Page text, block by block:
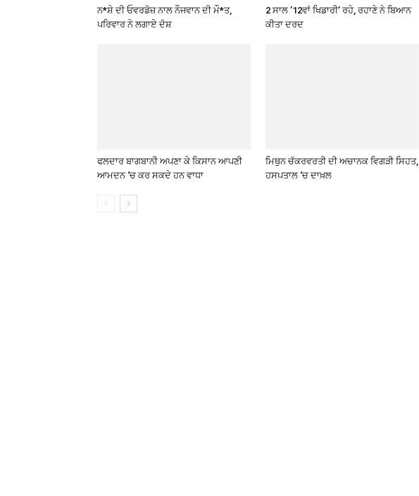
ਨ*ਸ਼ੇ ਦੀ ਓਵਰਡੋਜ਼ ਨਾਲ ਨੌਜਵਾਨ ਦੀ ਮੌ*ਤ,
ਪਰਿਵਾਰ ਨੇ ਲਗਾਏ ਦੋਸ਼
2 ਸਾਲ ’12ਵਾਂ ਖਿਡਾਰੀ’ ਰਹੇ, ਰਹਾਣੇ ਨੇ ਬਿਆਨ
ਕੀਤਾ ਦਰਦ
ਫਲਦਾਰ ਬਾਗਬਾਨੀ ਅਪਣਾ ਕੇ ਕਿਸਾਨ ਆਪਣੀ
ਆਮਦਨ ‘ਚ ਕਰ ਸਕਦੇ ਹਨ ਵਾਧਾ
ਮਿਥੁਨ ਚੱਕਰਵਰਤੀ ਦੀ ਅਚਾਨਕ ਵਿਗੜੀ ਸਿਹਤ,
ਹਸਪਤਾਲ ‘ਚ ਦਾਖ਼ਲ